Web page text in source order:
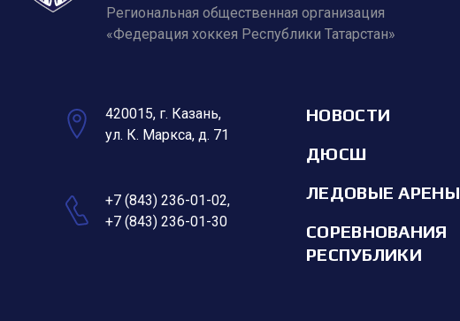
Региональная общественная организация
«Федерация хоккея Республики Татарстан»
420015, г. Казань,
ул. К. Маркса, д. 71
+7 (843) 236-01-02,
+7 (843) 236-01-30
НОВОСТИ
ДЮСШ
ЛЕДОВЫЕ АРЕНЫ
СОРЕВНОВАНИЯ
РЕСПУБЛИКИ